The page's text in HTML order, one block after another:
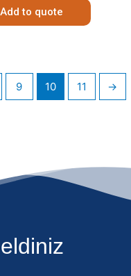
Add to quote
9 10 11 →